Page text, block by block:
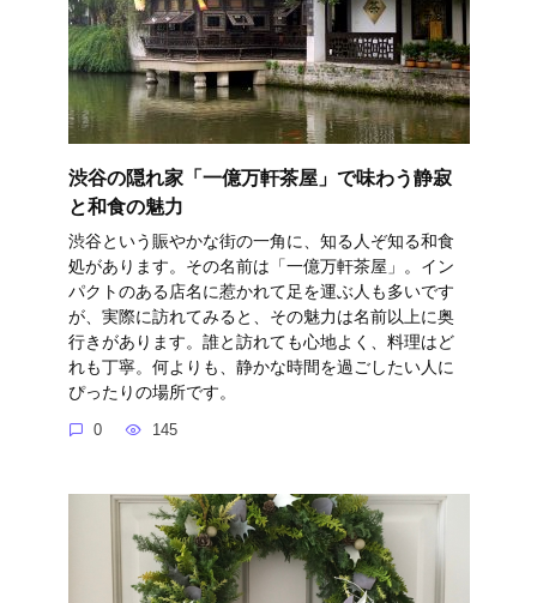
渋谷の隠れ家「一億万軒茶屋」で味わう静寂
と和食の魅力
渋谷という賑やかな街の一角に、知る人ぞ知る和食
処があります。その名前は「一億万軒茶屋」。イン
パクトのある店名に惹かれて足を運ぶ人も多いです
が、実際に訪れてみると、その魅力は名前以上に奥
行きがあります。誰と訪れても心地よく、料理はど
れも丁寧。何よりも、静かな時間を過ごしたい人に
ぴったりの場所です。
0 145